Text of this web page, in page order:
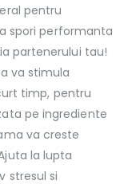
pentru
spori performanta
partenerului tau!
va stimula
timp, pentru
pe ingrediente
va creste
la lupta
stresul si